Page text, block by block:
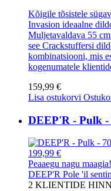
Kõigile tõsistele
Invasion ideaalne
Muljetavaldava 55
see Crackstuffersi
kombinatsiooni, mis
kogenumatele
159,99 €
Lisa ostukorvi
DEEP'R - Pulk -
199,99 €
Peaaegu nagu
DEEP'R Pole 'il
2 KLIENTIDE